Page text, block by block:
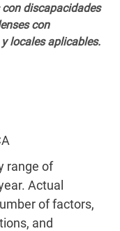
discapacidades
con
locales aplicables.
range of
Actual
of factors,
and